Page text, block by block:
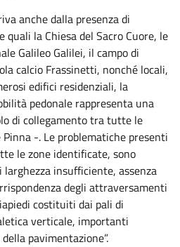
anche dalla presenza di
la Chiesa del Sacro Cuore, le
Galileo Galilei, il campo di
calcio Frassinetti, nonché locali,
edifici residenziali, la
pedonale rappresenta una
di collegamento tra tutte le
Pinna -. Le problematiche presenti
le zone identificate, sono
insufficiente, assenza
degli attraversamenti
costituiti dai pali di
verticale, importanti
pavimentazione”.